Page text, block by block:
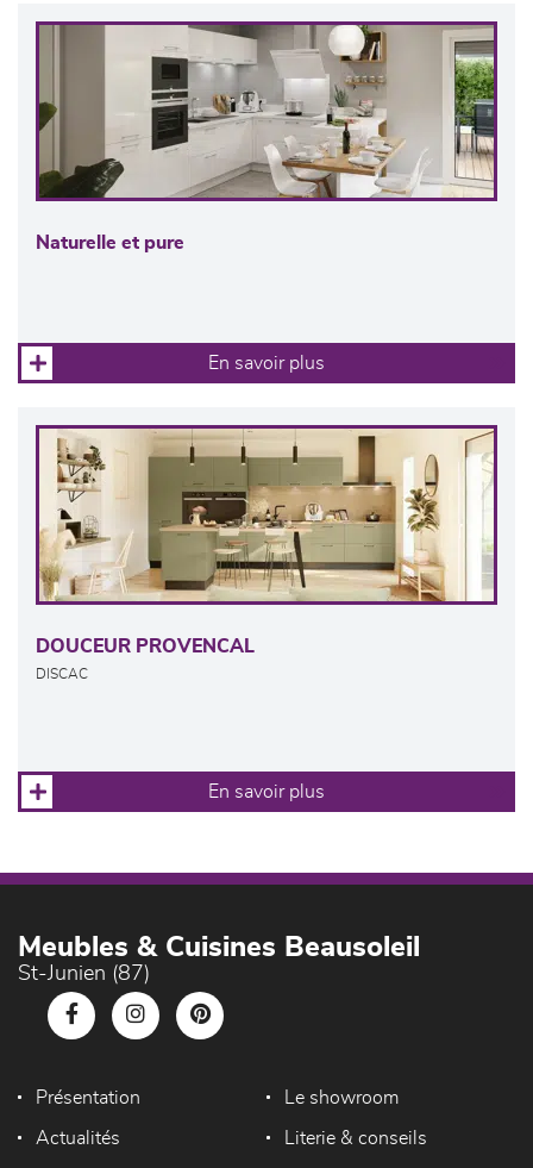
Naturelle et pure
En savoir plus
DOUCEUR PROVENCAL
DISCAC
En savoir plus
Meubles & Cuisines Beausoleil
St-Junien (87)
Présentation Le showroom
Actualités Literie & conseils